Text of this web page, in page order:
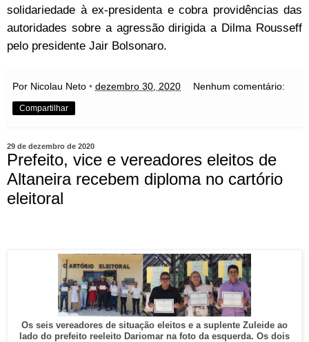
solidariedade à ex-presidenta e cobra providências das
autoridades sobre a agressão dirigida a Dilma Rousseff
pelo presidente Jair Bolsonaro.
Por Nicolau Neto • dezembro 30, 2020 Nenhum comentário:
Compartilhar
29 de dezembro de 2020
Prefeito, vice e vereadores eleitos de
Altaneira recebem diploma no cartório
eleitoral
Os seis vereadores de situação eleitos e a suplente Zuleide ao
lado do prefeito reeleito Dariomar na foto da esquerda. Os dois